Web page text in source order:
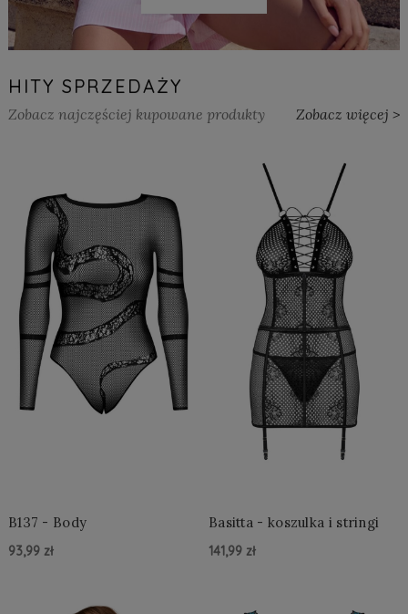
HITY SPRZEDAŻY
Zobacz najczęściej kupowane produkty Zobacz więcej >
B137 - Body
93,99 zł
Basitta - koszulka i stringi
141,99 zł